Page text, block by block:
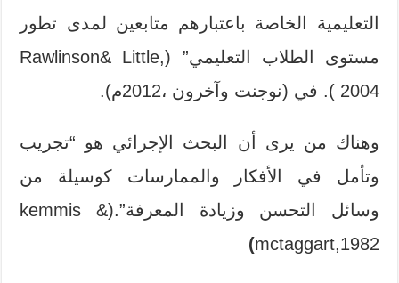
التعليمية الخاصة باعتبارهم متابعين لمدى تطور
مستوى الطلاب التعليمي” (Rawlinson& Little,
2004 ). في (نوجنت وآخرون ،2012م).
وهناك من يرى أن البحث الإجرائي هو “تجريب
وتأمل في الأفكار والممارسات كوسيلة من
وسائل التحسن وزيادة المعرفة”.(kemmis &
mctaggart,1982
)